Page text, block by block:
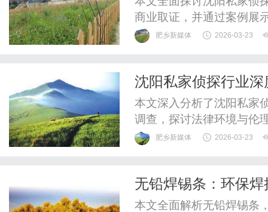
商业取证，并通过案例展
限制与伦理挑战，展望未
肥乡新媒体 2026-03-23
沈阳私家侦探行业
分析
本文深入分析了沈阳私家
调查，探讨法律环境与伦
望了行业未来，强调规范
肥乡新媒体 2026-03-23
无铅焊锡条：环保
本文全面解析无铅焊锡条